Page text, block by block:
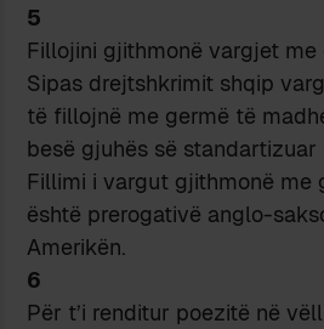
5
Fillojini gjithmonë vargjet me
Sipas drejtshkrimit shqip
të fillojnë me germë të
besë gjuhës së standartizuar
Fillimi i vargut gjithmonë me
është prerogativë anglo-
Amerikën.
6
Për t’i renditur poezitë në